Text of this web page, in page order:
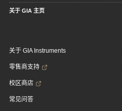
关于 GIA 主页
关于 GIA Instruments
零售商支持
校区商店
常见问答